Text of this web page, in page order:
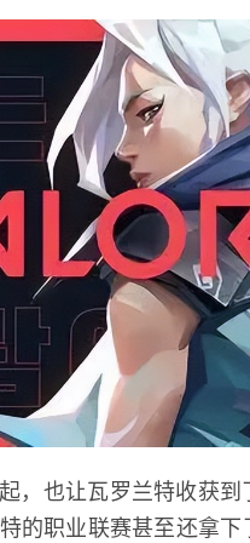
，也让瓦罗兰特收获
的职业联赛甚至还拿